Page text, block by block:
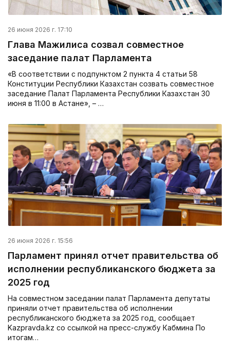
26 июня 2026 г. 17:10
Глава Мажилиса созвал совместное
заседание палат Парламента
«В соответствии с подпунктом 2 пункта 4 статьи 58
Конституции Республики Казахстан созвать совместное
заседание Палат Парламента Республики Казахстан 30
июня в 11:00 в Астане», – …
26 июня 2026 г. 15:56
Парламент принял отчет правительства об
исполнении республиканского бюджета за
2025 год
На совместном заседании палат Парламента депутаты
приняли отчет правительства об исполнении
республиканского бюджета за 2025 год, сообщает
Kazpravda.kz со ссылкой на пресс-службу Кабмина По
итогам…